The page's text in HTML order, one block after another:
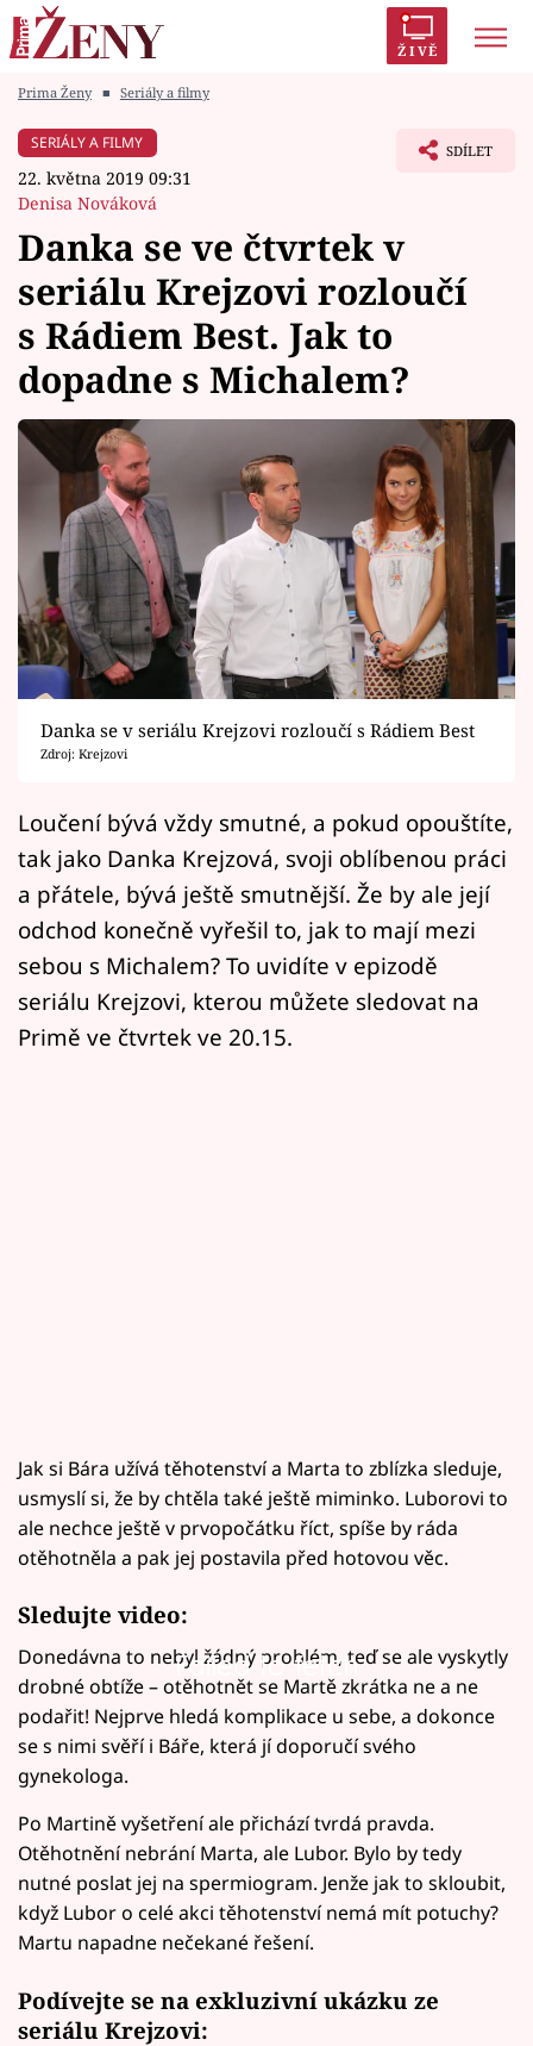
ŽIVĚ
Módní alarm
Témata
Celebrity
Vztahy
Seriály
Horoskopy
Sledujte prima+
Filmový festival Karlovy Vary
Přihlášení
Sledujte nás
Prima Ženy ■ Seriály a filmy
SERIÁLY A FILMY
22. května 2019 09:31
Denisa Nováková
SDÍLET
Danka se ve čtvrtek v
seriálu Krejzovi rozloučí
s Rádiem Best. Jak to
dopadne s Michalem?
Danka se v seriálu Krejzovi rozloučí s Rádiem Best
Zdroj: Krejzovi
Loučení bývá vždy smutné, a pokud opouštíte,
tak jako Danka Krejzová, svoji oblíbenou práci
a přátele, bývá ještě smutnější. Že by ale její
odchod konečně vyřešil to, jak to mají mezi
sebou s Michalem? To uvidíte v epizodě
seriálu Krejzovi, kterou můžete sledovat na
Primě ve čtvrtek ve 20.15.
Jak si Bára užívá těhotenství a Marta to zblízka sleduje,
usmyslí si, že by chtěla také ještě miminko. Luborovi to
ale nechce ještě v prvopočátku říct, spíše by ráda
otěhotněla a pak jej postavila před hotovou věc.
Sledujte video:
Failed to fetch
Donedávna to nebyl žádný problém, teď se ale vyskytly
drobné obtíže – otěhotnět se Martě zkrátka ne a ne
podařit! Nejprve hledá komplikace u sebe, a dokonce
se s nimi svěří i Báře, která jí doporučí svého
gynekologa.
Po Martině vyšetření ale přichází tvrdá pravda.
Otěhotnění nebrání Marta, ale Lubor. Bylo by tedy
nutné poslat jej na spermiogram. Jenže jak to skloubit,
když Lubor o celé akci těhotenství nemá mít potuchy?
Martu napadne nečekané řešení.
Podívejte se na exkluzivní ukázku ze
seriálu Krejzovi: